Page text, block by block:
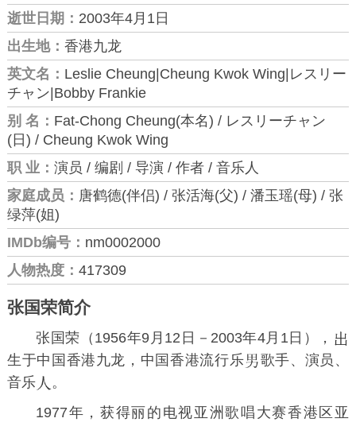
逝世日期： 2003年4月1日
出生地： 香港九龙
英文名： Leslie Cheung|Cheung Kwok Wing|レスリー
チャン|Bobby Frankie
别 名： Fat-Chong Cheung(本名) / レスリーチャン
(日) / Cheung Kwok Wing
职 业： 演员 / 编剧 / 导演 / 作者 / 音乐人
家庭成员： 唐鹤德(伴侣) / 张活海(父) / 潘玉瑶(母) / 张
绿萍(姐)
IMDb编号： nm0002000
人物热度： 417309
张国荣简介
张国荣（1956年9月12日－2003年4月1日），
生于中国 香港九龙，中国香港流行乐
歌手、演员、
音乐
。
1977年，获得丽的电视亚洲歌唱大赛香港区亚